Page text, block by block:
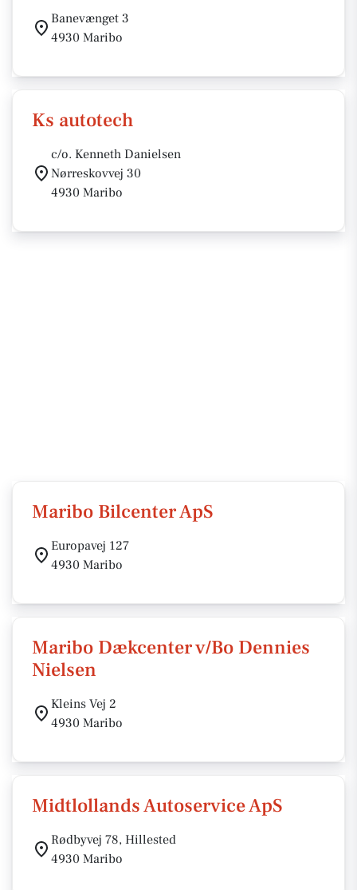
Banevænget 3
4930 Maribo
Ks autotech
c/o. Kenneth Danielsen
Nørreskovvej 30
4930 Maribo
Maribo Bilcenter ApS
Europavej 127
4930 Maribo
Maribo Dækcenter v/Bo Dennies
Nielsen
Kleins Vej 2
4930 Maribo
Midtlollands Autoservice ApS
Rødbyvej 78, Hillested
4930 Maribo